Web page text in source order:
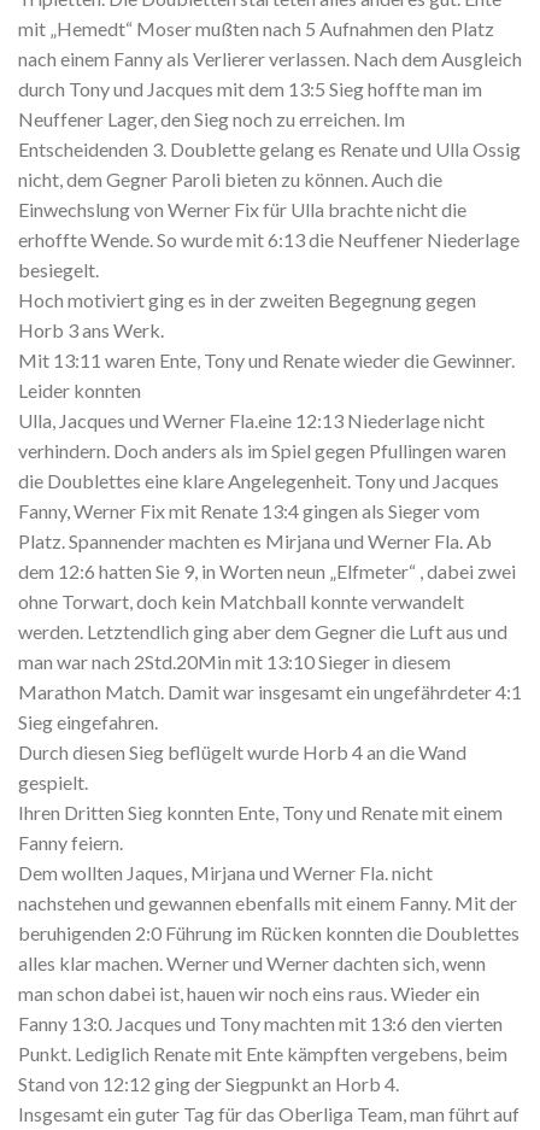
mit „Hemedt“ Moser mußten nach 5 Aufnahmen den Platz
nach einem Fanny als Verlierer verlassen. Nach dem Ausgleich
durch Tony und Jacques mit dem 13:5 Sieg hoffte man im
Neuffener Lager, den Sieg noch zu erreichen. Im
Entscheidenden 3. Doublette gelang es Renate und Ulla Ossig
nicht, dem Gegner Paroli bieten zu können. Auch die
Einwechslung von Werner Fix für Ulla brachte nicht die
erhoffte Wende. So wurde mit 6:13 die Neuffener Niederlage
besiegelt.
Hoch motiviert ging es in der zweiten Begegnung gegen
Horb 3 ans Werk.
Mit 13:11 waren Ente, Tony und Renate wieder die Gewinner.
Leider konnten
Ulla, Jacques und Werner Fla.eine 12:13 Niederlage nicht
verhindern. Doch anders als im Spiel gegen Pfullingen waren
die Doublettes eine klare Angelegenheit. Tony und Jacques
Fanny, Werner Fix mit Renate 13:4 gingen als Sieger vom
Platz. Spannender machten es Mirjana und Werner Fla. Ab
dem 12:6 hatten Sie 9, in Worten neun „Elfmeter“ , dabei zwei
ohne Torwart, doch kein Matchball konnte verwandelt
werden. Letztendlich ging aber dem Gegner die Luft aus und
man war nach 2Std.20Min mit 13:10 Sieger in diesem
Marathon Match. Damit war insgesamt ein ungefährdeter 4:1
Sieg eingefahren.
Durch diesen Sieg beflügelt wurde Horb 4 an die Wand
gespielt.
Ihren Dritten Sieg konnten Ente, Tony und Renate mit einem
Fanny feiern.
Dem wollten Jaques, Mirjana und Werner Fla. nicht
nachstehen und gewannen ebenfalls mit einem Fanny. Mit der
beruhigenden 2:0 Führung im Rücken konnten die Doublettes
alles klar machen. Werner und Werner dachten sich, wenn
man schon dabei ist, hauen wir noch eins raus. Wieder ein
Fanny 13:0. Jacques und Tony machten mit 13:6 den vierten
Punkt. Lediglich Renate mit Ente kämpften vergebens, beim
Stand von 12:12 ging der Siegpunkt an Horb 4.
Insgesamt ein guter Tag für das Oberliga Team, man führt auf